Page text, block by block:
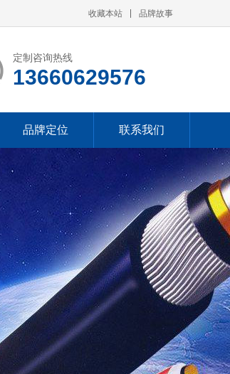
收藏本站 品牌故事
定制咨询热线
13660629576
品牌定位 联系我们